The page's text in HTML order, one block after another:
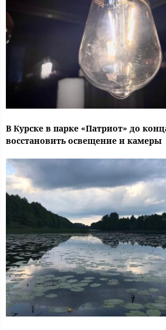
В Курске в парке «Патриот» до
восстановить освещение и камеры